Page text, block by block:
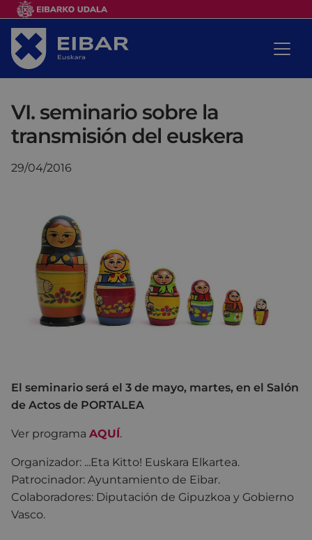
VI. seminario sobre la
transmisión del euskera
29/04/2016
El seminario será el 3 de mayo, martes, en el Salón
de Actos de PORTALEA
Ver programa AQUÍ.
Organizador: ...Eta Kitto! Euskara Elkartea.
Patrocinador: Ayuntamiento de Eibar.
Colaboradores: Diputación de Gipuzkoa y Gobierno
Vasco.